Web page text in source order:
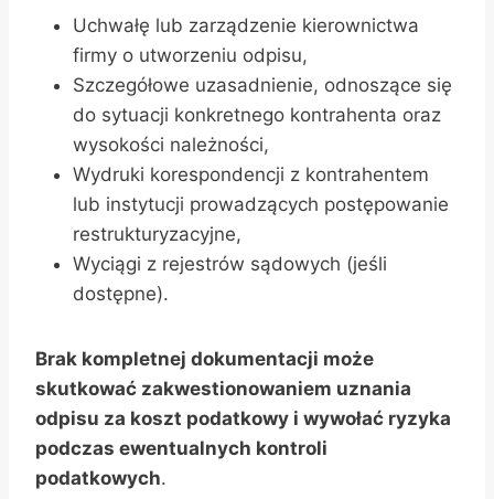
Uchwałę lub zarządzenie kierownictwa
firmy o utworzeniu odpisu,
Szczegółowe uzasadnienie, odnoszące się
do sytuacji konkretnego kontrahenta oraz
wysokości należności,
Wydruki korespondencji z kontrahentem
lub instytucji prowadzących postępowanie
restrukturyzacyjne,
Wyciągi z rejestrów sądowych (jeśli
dostępne).
Brak kompletnej dokumentacji może
skutkować zakwestionowaniem uznania
odpisu za koszt podatkowy i wywołać ryzyka
podczas ewentualnych kontroli
podatkowych.